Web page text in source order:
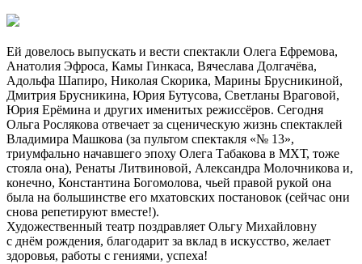
Ей довелось выпускать и вести спектакли Олега Ефремова,
Анатолия Эфроса, Камы Гинкаса, Вячеслава Долгачёва,
Адольфа Шапиро, Николая Скорика, Марины Брусникиной,
Дмитрия Брусникина, Юрия Бутусова, Светланы Враговой,
Юрия Ерёмина и других именитых режиссёров. Сегодня
Ольга Рослякова отвечает за сценическую жизнь спектаклей
Владимира Машкова (за пультом спектакля «№ 13»,
триумфально начавшего эпоху Олега Табакова в МХТ, тоже
стояла она), Ренаты Литвиновой, Александра Молочникова и,
конечно, Константина Богомолова, чьей правой рукой она
была на большинстве его мхатовских постановок (сейчас они
снова репетируют вместе!).
Художественный театр поздравляет Ольгу Михайловну
с днём рождения, благодарит за вклад в искусство, желает
здоровья, работы с гениями, успеха!